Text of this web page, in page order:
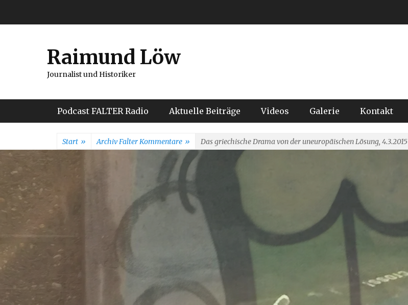
Raimund Löw
Journalist und Historiker
Hauptmenü
Podcast FALTER Radio Aktuelle Beiträge Videos Galerie Kontakt
Start » Archiv Falter Kommentare » Das griechische Drama von der uneuropäischen Lösung, 4.3.2015